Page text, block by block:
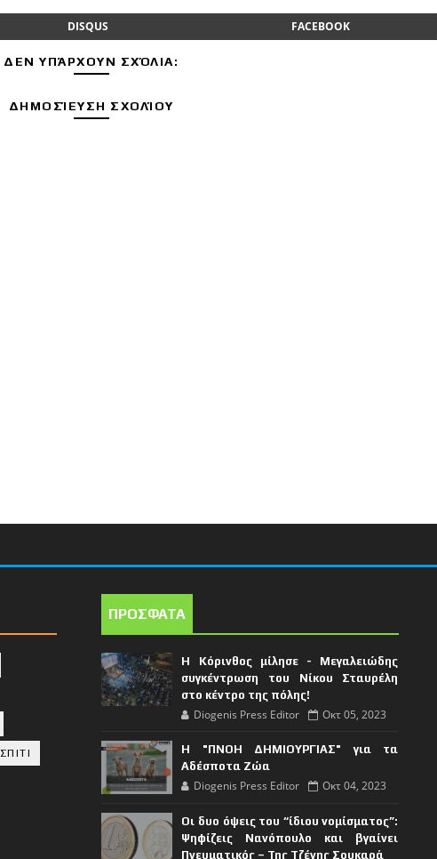
DISQUS FACEBOOK
ΔΕΝ ΥΠΆΡΧΟΥΝ ΣΧΌΛΙΑ:
ΔΗΜΟΣΊΕΥΣΗ ΣΧΟΛΊΟΥ
ΣΠΙΤΙ
ΠΡΟΣΦΑΤΑ
Η Κόρινθος μίλησε - Μεγαλειώδης
συγκέντρωση του Νίκου Σταυρέλη
στο κέντρο της πόλης!
Diogenis Press Editor Οκτ 05, 2023
Η "ΠΝΟΗ ΔΗΜΙΟΥΡΓΙΑΣ" για τα
Αδέσποτα Ζώα
Diogenis Press Editor Οκτ 04, 2023
Οι δυο όψεις του “ίδιου νομίσματος”:
Ψηφίζεις Νανόπουλο και βγαίνει
Πνευματικός – Της Τζένης Σουκαρά